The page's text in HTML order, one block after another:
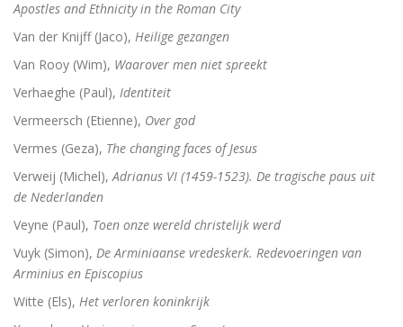
Apostles and Ethnicity in the Roman City
Van der Knijff (Jaco), Heilige gezangen
Van Rooy (Wim), Waarover men niet spreekt
Verhaeghe (Paul), Identiteit
Vermeersch (Etienne), Over god
Vermes (Geza), The changing faces of Jesus
Verweij (Michel),Adrianus VI (1459-1523). De tragische paus uit
de Nederlanden
Veyne (Paul), Toen onze wereld christelijk werd
Vuyk (Simon), De Arminiaanse vredeskerk. Redevoeringen van
Arminius en Episcopius
Witte (Els), Het verloren koninkrijk